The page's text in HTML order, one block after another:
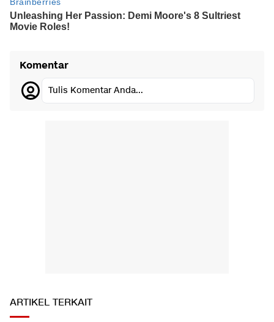
Komentar
Tulis Komentar Anda...
ARTIKEL TERKAIT